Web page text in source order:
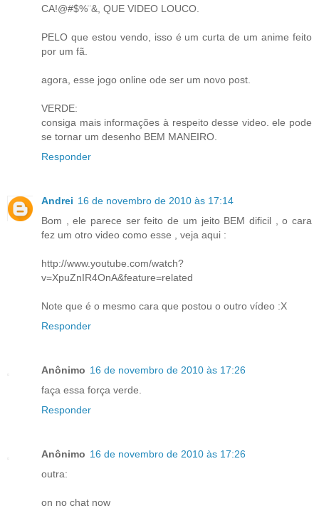
CA!@#$%¨&, QUE VIDEO LOUCO.
PELO que estou vendo, isso é um curta de um anime feito
por um fã.
agora, esse jogo online ode ser um novo post.
VERDE:
consiga mais informações à respeito desse video. ele pode
se tornar um desenho BEM MANEIRO.
Responder
Andrei 16 de novembro de 2010 às 17:14
Bom , ele parece ser feito de um jeito BEM dificil , o cara
fez um otro video como esse , veja aqui :
http://www.youtube.com/watch?
v=XpuZnIR4OnA&feature=related
Note que é o mesmo cara que postou o outro vídeo :X
Responder
Anônimo 16 de novembro de 2010 às 17:26
faça essa força verde.
Responder
Anônimo 16 de novembro de 2010 às 17:26
outra:
on no chat now